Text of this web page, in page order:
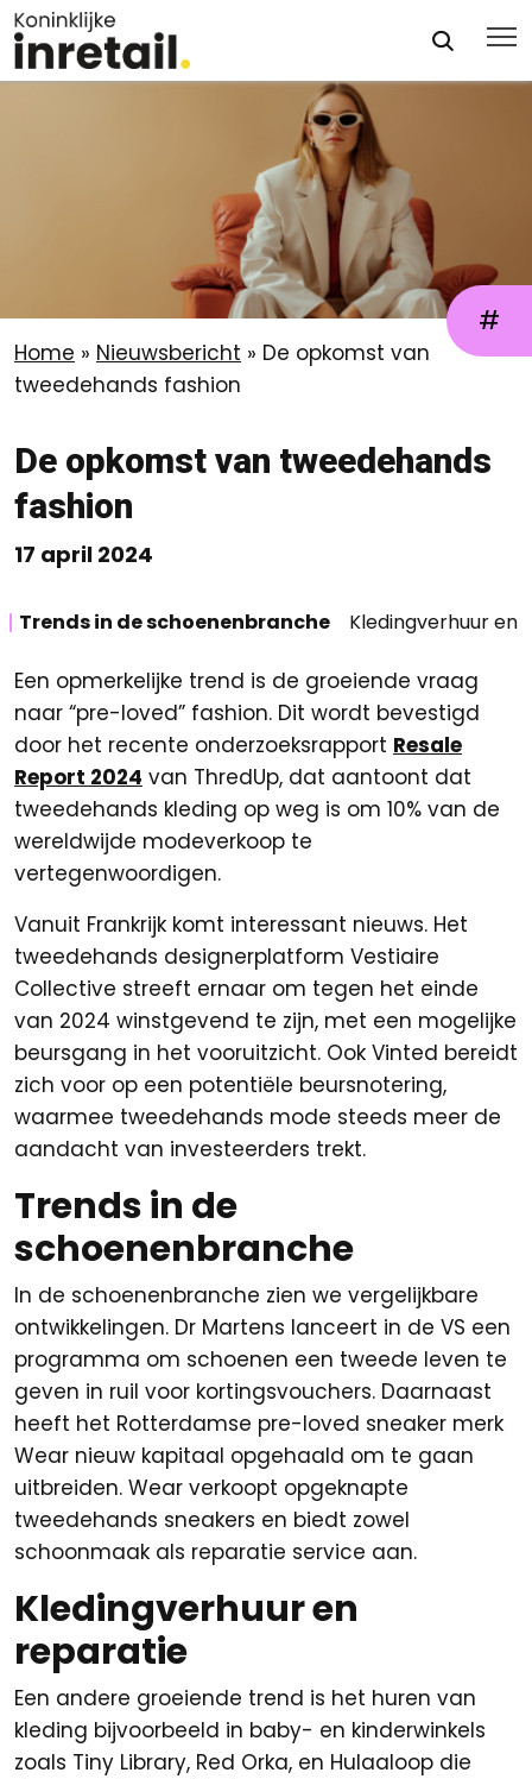
Home » Nieuwsbericht » De opkomst van
tweedehands fashion
De opkomst van tweedehands
fashion
17 april 2024
Een opmerkelijke trend is de groeiende vraag
naar “pre-loved” fashion. Dit wordt bevestigd
door het recente onderzoeksrapport Resale
Report 2024 van ThredUp, dat aantoont dat
tweedehands kleding op weg is om 10% van de
wereldwijde modeverkoop te
vertegenwoordigen.
Vanuit Frankrijk komt interessant nieuws. Het
tweedehands designerplatform Vestiaire
Collective streeft ernaar om tegen het einde
van 2024 winstgevend te zijn, met een mogelijke
beursgang in het vooruitzicht. Ook Vinted bereidt
zich voor op een potentiële beursnotering,
waarmee tweedehands mode steeds meer de
aandacht van investeerders trekt.
Trends in de
schoenenbranche
In de schoenenbranche zien we vergelijkbare
ontwikkelingen. Dr Martens lanceert in de VS een
programma om schoenen een tweede leven te
geven in ruil voor kortingsvouchers. Daarnaast
heeft het Rotterdamse pre-loved sneaker merk
Wear nieuw kapitaal opgehaald om te gaan
uitbreiden. Wear verkoopt opgeknapte
tweedehands sneakers en biedt zowel
schoonmaak als reparatie service aan.
Kledingverhuur en
reparatie
Een andere groeiende trend is het huren van
kleding bijvoorbeeld in baby- en kinderwinkels
zoals Tiny Library, Red Orka, en Hulaaloop die
Trends in de schoenenbranche Kledingverhuur en
#